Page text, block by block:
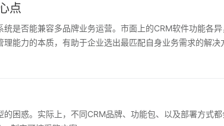
点
是否能兼容多品牌业务运营。市面上的CRM软件功能各
能力的本质，有助于企业选出最匹配自身业务需求的解决
困惑。实际上，不同CRM品牌、功能包、以及部署方式